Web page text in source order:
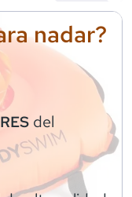
nadar?
del